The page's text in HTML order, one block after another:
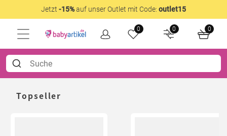
Jetzt -15%auf unser Outlet mit Code: outlet15
0 0 0
Topseller